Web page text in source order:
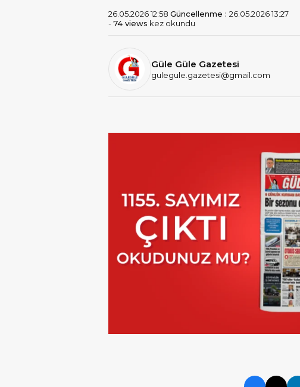
26.05.2026 12:58 Güncellenme : 26.05.2026 13:27
-74 views kez okundu
Güle Güle Gazetesi
gulegule.gazetesi@gmail.com